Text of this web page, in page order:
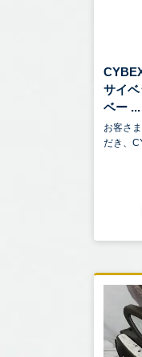
サイ
ベー ...
お客さ
だき、